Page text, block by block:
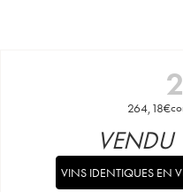
264,18€
VENDU
VINS IDENTIQUES EN